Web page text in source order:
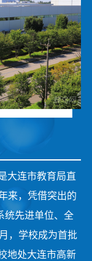
大连市教育局直
来，凭借突出的
统先进单位、全
，学校成为首批
地处大连市高新